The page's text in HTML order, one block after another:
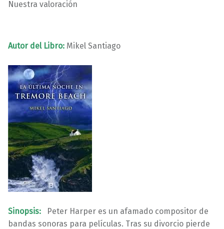
Nuestra valoración
Autor del Libro: Mikel Santiago
Sinopsis: Peter Harper es un afamado compositor de
bandas sonoras para películas. Tras su divorcio pierde